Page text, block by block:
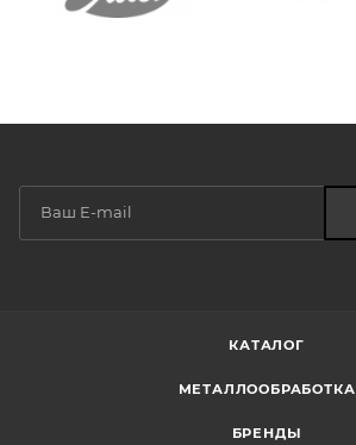
КАТАЛОГ
МЕТАЛЛООБРАБОТКА
БРЕНДЫ